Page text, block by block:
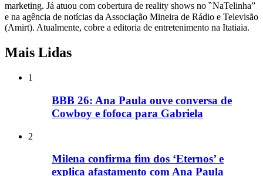
marketing. Já atuou com cobertura de reality shows no ‶NaTelinha”
e na agência de notícias da Associação Mineira de Rádio e Televisão
(Amirt). Atualmente, cobre a editoria de entretenimento na Itatiaia.
Mais Lidas
1
BBB 26: Ana Paula ouve conversa de
Cowboy e fofoca para Gabriela
2
Milena confirma fim dos ‘Eternos’ e
explica afastamento com Ana Paula